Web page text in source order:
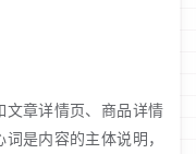
文章详情页、商品详情
是内容的主体说明，